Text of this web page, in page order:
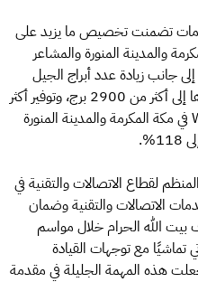
تضمنت تخصيص ما يزيد على
والمدينة المنورة والمشاعر
بنسبة زيادة تصل إلى 74%، إلى جانب زيادة عدد أبراج الجيل
الخامس بنسبة 1205%؜ ليصل عددها إلى أكثر من 2900 برج، وتوفير أكثر
من 10,500 نقطة وصول بتقنية WiFi في مكة المكرمة والمدينة المنورة
لقطاع الاتصالات والتقنية في
الاتصالات والتقنية وضمان
بيت الله الحرام خلال مواسم
تماشيًا مع توجهات القيادة
هذه المهمة الجليلة في مقدمة